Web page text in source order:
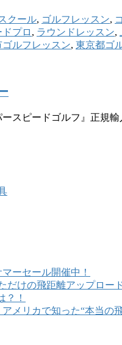
クール, ゴルフレッスン,
プロ , ラウンドレッスン,
ゴルフレッスン, 東京都ゴ
スピードゴルフ』正規
ーセール開催中！
だけの飛距離アップロー
？！
メリカで知った“本当の